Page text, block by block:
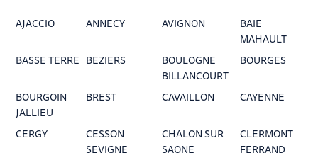
AJACCIO ANNECY AVIGNON
BAIE
MAHAULT
BASSE TERRE BEZIERS
BOULOGNE
BILLANCOURT
BOURGES
BOURGOIN
JALLIEU
BREST CAVAILLON CAYENNE
CERGY
CESSON
SEVIGNE
CHALON SUR
SAONE
CLERMONT
FERRAND